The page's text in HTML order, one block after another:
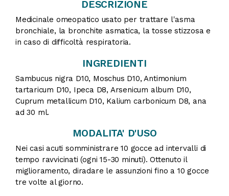
DESCRIZIONE
Medicinale omeopatico usato per trattare l'asma
bronchiale, la bronchite asmatica, la tosse stizzosa e
in caso di difficoltà respiratoria.
INGREDIENTI
Sambucus nigra D10, Moschus D10, Antimonium
tartaricum D10, Ipeca D8, Arsenicum album D10,
Cuprum metallicum D10, Kalium carbonicum D8, ana
ad 30 ml.
MODALITA' D'USO
Nei casi acuti somministrare 10 gocce ad intervalli di
tempo ravvicinati (ogni 15-30 minuti). Ottenuto il
miglioramento, diradare le assunzioni fino a 10 gocce
tre volte al giorno.